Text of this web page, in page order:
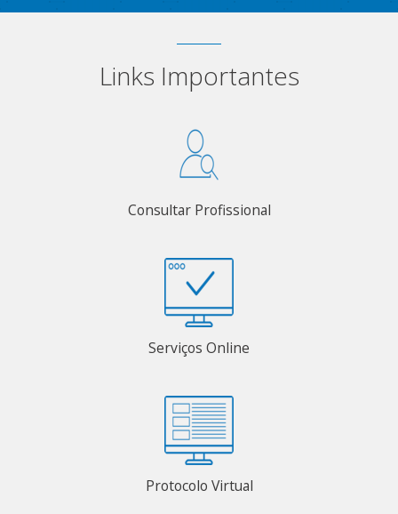
Links Importantes
Consultar Profissional
Serviços Online
Protocolo Virtual